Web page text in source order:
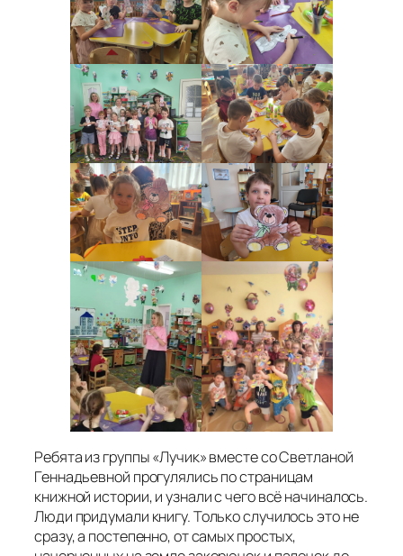
Ребята из группы «Лучик» вместе со Светланой
Геннадьевной прогулялись по страницам
книжной истории, и узнали с чего всё начиналось.
Люди придумали книгу. Только случилось это не
сразу, а постепенно, от самых простых,